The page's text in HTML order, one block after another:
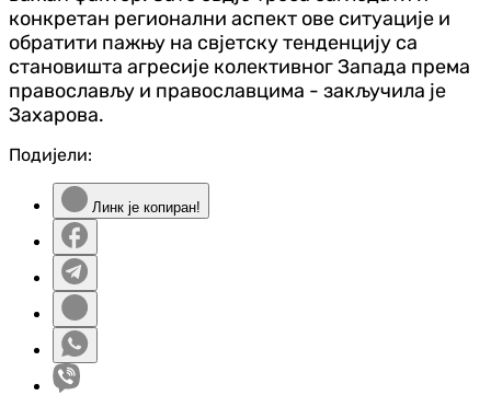
конкретан регионални аспект ове ситуације и
обратити пажњу на свјетску тенденцију са
становишта агресије колективног Запада према
православљу и православцима - закључила је
Захарова.
Подијели:
Линк је копиран!